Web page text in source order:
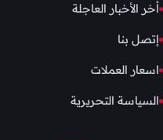
أخر الأخبار العاجلة
إتصل بنا
اسعار العملات
السياسة التحريرية